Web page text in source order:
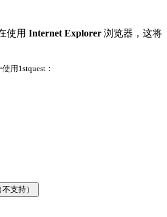
使用 Internet Explorer 浏览器，这将
用1stquest：
支持）